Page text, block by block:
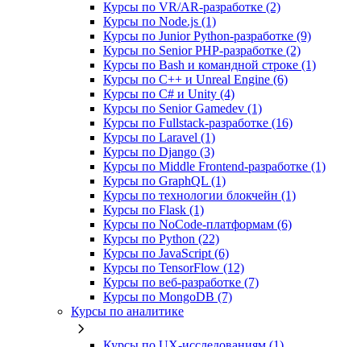
Курсы по VR/AR‑разработке (2)
Курсы по Node.js (1)
Курсы по Junior Python-разработке (9)
Курсы по Senior PHP-разработке (2)
Курсы по Bash и командной строке (1)
Курсы по C++ и Unreal Engine (6)
Курсы по C# и Unity (4)
Курсы по Senior Gamedev (1)
Курсы по Fullstack‑разработке (16)
Курсы по Laravel (1)
Курсы по Django (3)
Курсы по Middle Frontend-разработке (1)
Курсы по GraphQL (1)
Курсы по технологии блокчейн (1)
Курсы по Flask (1)
Курсы по NoCode‑платформам (6)
Курсы по Python (22)
Курсы по JavaScript (6)
Курсы по TensorFlow (12)
Курсы по веб‑разработке (7)
Курсы по MongoDB (7)
Курсы по аналитике